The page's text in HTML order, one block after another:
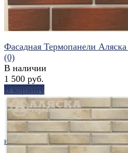
избранное сравнить
Фасадная Термопанели
(0)
В наличии
1 500 руб.
В корзину